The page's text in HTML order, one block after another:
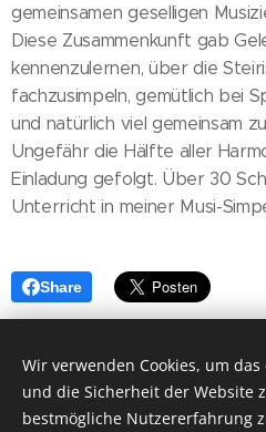
gemeinsamen geselligen
Diese Zusammenkunft gab
kennenzulernen, über die
fachzusimpeln, gemütlich bei
und natürlich viel gemeinsam
Ungefähr die Hälfte aller
Einladung gefolgt. Über 30
Unterricht in meiner Musi-
Share
Wir verwenden Cookies, um
und die Sicherheit der Website
bestmögliche Nutzererfahrung